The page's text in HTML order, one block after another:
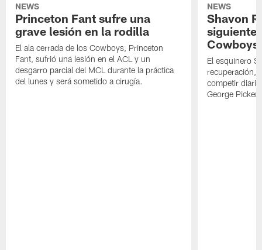
NEWS
Princeton Fant sufre una
grave lesión en la rodilla
El ala cerrada de los Cowboys, Princeton
Fant, sufrió una lesión en el ACL y un
desgarro parcial del MCL durante la práctica
del lunes y será sometido a cirugía.
NEWS
Shavon
siguiente
Cowboys
El esquinero
recuperación,
competir
George